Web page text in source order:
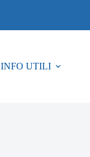
INFO UTILI